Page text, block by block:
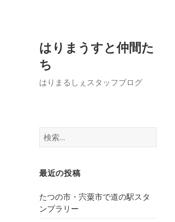
はりまうすと仲間た
ち
はりまるしぇスタッフブログ
検
索:
最近の投稿
たつの市・宍粟市で道の駅スタ
ンプラリー